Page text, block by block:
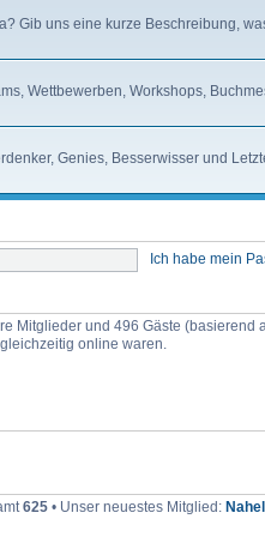
Gib uns eine kurze Beschreibung,
Wettbewerben, Workshops,
Genies, Besserwisser und
Ich habe mein
Mitglieder und 496 Gäste
online waren.
625 • Unser neuestes Mitglied: